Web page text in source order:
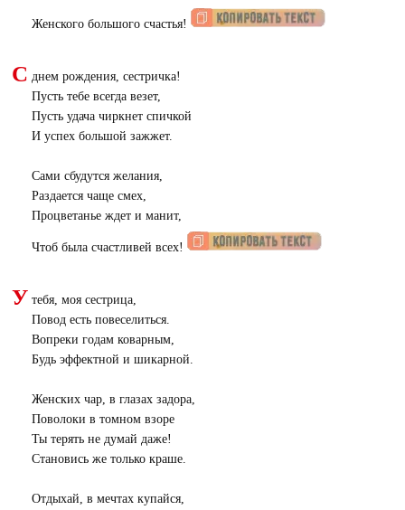
Женского большого счастья!
С днем рождения, сестричка!
Пусть тебе всегда везет,
Пусть удача чиркнет спичкой
И успех большой зажжет.
Сами сбудутся желания,
Раздается чаще смех,
Процветанье ждет и манит,
Чтоб была счастливей всех!
У тебя, моя сестрица,
Повод есть повеселиться.
Вопреки годам коварным,
Будь эффектной и шикарной.
Женских чар, в глазах задора,
Поволоки в томном взоре
Ты терять не думай даже!
Становись же только краше.
Отдыхай, в мечтах купайся,